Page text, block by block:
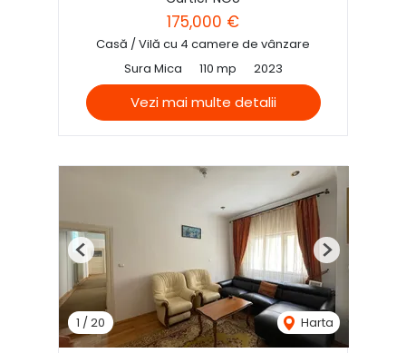
175,000 €
Casă / Vilă cu 4 camere de vânzare
Sura Mica
110 mp 2023
Vezi mai multe detalii
1 /20 Harta
Previous Next